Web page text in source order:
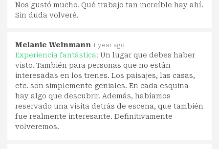
Nos gustó mucho. Qué trabajo tan increíble hay ahí.
Sin duda volveré.
Melanie Weinmann 1 year ago
Experiencia fantástica: Un lugar que debes haber
visto. También para personas que no están
interesadas en los trenes. Los paisajes, las casas,
etc. son simplemente geniales. En cada esquina
hay algo que descubrir. Además, habíamos
reservado una visita detrás de escena, que también
fue realmente interesante. Definitivamente
volveremos.